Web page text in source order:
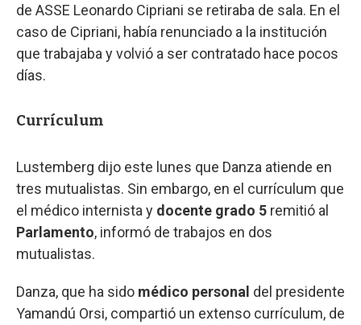
de ASSE Leonardo Cipriani se retiraba de sala. En el
caso de Cipriani, había renunciado a la institución
que trabajaba y volvió a ser contratado hace pocos
días.
Currículum
Lustemberg dijo este lunes que Danza atiende en
tres mutualistas. Sin embargo, en el currículum que
el médico internista y docente grado 5 remitió al
Parlamento, informó de trabajos en dos
mutualistas.
Danza, que ha sido médico personal del presidente
Yamandú Orsi, compartió un extenso currículum, de